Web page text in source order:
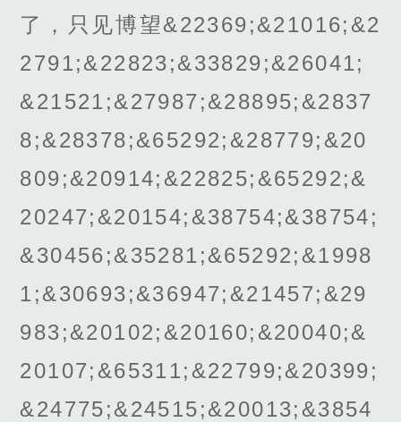
了，只见博望&22369;&21016;&2
2791;&22823;&33829;&26041;
&21521;&27987;&28895;&2837
8;&28378;&65292;&28779;&20
809;&20914;&22825;&65292;&
20247;&20154;&38754;&38754;
&30456;&35281;&65292;&1998
1;&30693;&36947;&21457;&29
983;&20102;&20160;&20040;&
20107;&65311;&22799;&20399;
&24775;&24515;&20013;&3854